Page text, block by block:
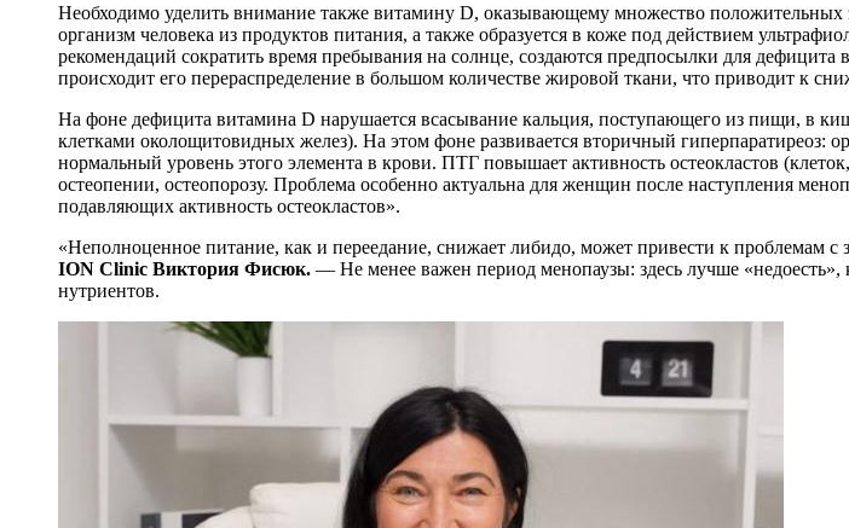
Необходимо уделить внимание также витамину D, оказывающему множество
организм человека из продуктов питания, а также образуется в коже под действием
рекомендаций сократить время пребывания на солнце, создаются предпосылки для
происходит его перераспределение в большом количестве жировой ткани, что приводит к
На фоне дефицита витамина D нарушается всасывание кальция, поступающего из пищи, в
клетками околощитовидных желез). На этом фоне развивается вторичный гиперпаратиреоз:
нормальный уровень этого элемента в крови. ПТГ повышает активность остеокластов
остеопении, остеопорозу. Проблема особенно актуальна для женщин после наступления
подавляющих активность остеокластов».
«Неполноценное питание, как и переедание, снижает либидо, может привести к проблемам
ION Clinic Виктория Фисюк. — Не менее важен период менопаузы: здесь лучше
нутриентов.